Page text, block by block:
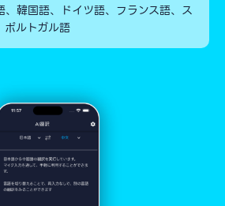
、韓国語、ドイツ語、フランス語、ス
ポルトガル語